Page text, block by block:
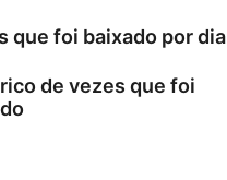
que foi baixado por dia
de vezes que foi